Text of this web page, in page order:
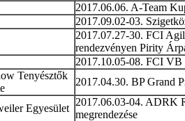
2017.06.06. A-Team
2017.09.02-03.
2017.07.27-30. FCI
rendezvényen Pirity
2017.10.05-08. FCI VB
Tenyésztők
2017.04.30. BP Grand
Egyesület
2017.06.03-04. ADRK
megrendezése